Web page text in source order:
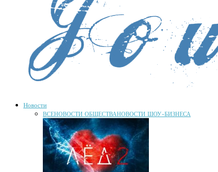
Новости
ВСЕНОВОСТИ ОБЩЕСТВАНОВОСТИ ШОУ-БИЗНЕСА